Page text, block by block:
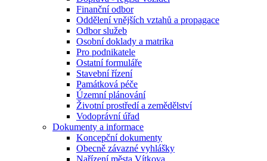
Finanční odbor
Oddělení vnějších vztahů a propagace
Odbor služeb
Osobní doklady a matrika
Pro podnikatele
Ostatní formuláře
Stavební řízení
Památková péče
Územní plánování
Životní prostředí a zemědělství
Vodoprávní úřad
Dokumenty a informace
Koncepční dokumenty
Obecně závazné vyhlášky
Nařízení města Vítkova